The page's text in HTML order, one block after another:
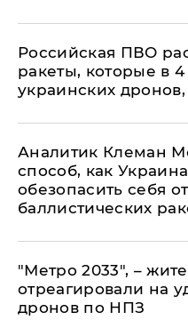
Российская ПВО
ракеты, которые в
украинских
Аналитик Клеман
способ, как
обезопасить себя
баллистических
"Метро 2033", –
отреагировали на
дронов по НПЗ